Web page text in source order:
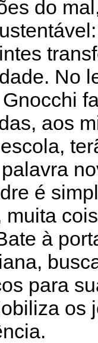
do
No
aos
é
muita
à
para
os